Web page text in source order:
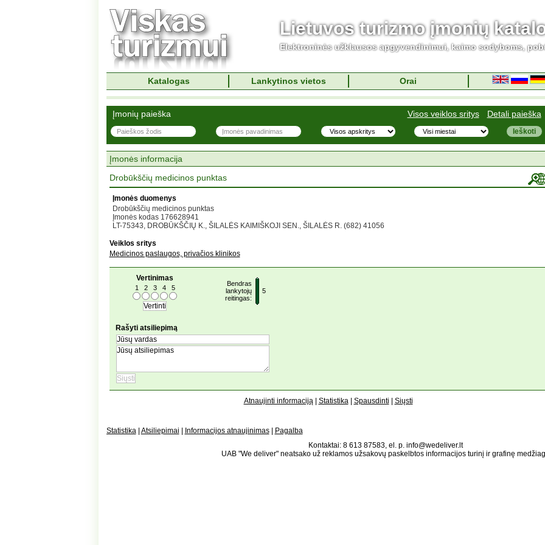
Lietuvos turizmo įmonių
Elektroninės užklausos apgyvendinimui, kaimo sodyboms,
Katalogas Lankytinos vietos Orai
Visos veiklos sritys Detali paieška
Įmonių paieška
Įmonės informacija
Drobūkščių medicinos punktas
Įmonės duomenys
Drobūkščių medicinos punktas
Įmonės kodas 176628941
LT-75343, DROBŪKŠČIŲ K., ŠILALĖS KAIMIŠKOJI SEN., ŠILALĖS R. (682) 41056
Veiklos sritys
Medicinos paslaugos, privačios klinikos
Vertinimas
1 2 3 4 5
Bendras
lankytojų
reitingas:
5
Rašyti atsiliepimą
Atnaujinti informaciją| Statistika| Spausdinti Siųsti
Statistika Atsiliepimai Informacijos atnaujinimas|
Pagalba
Kontaktai: 8 613 87583, el. p. info@wedeliver.lt
UAB "We deliver" neatsako už reklamos užsakovų paskelbtos informacijos turinį ir grafinę